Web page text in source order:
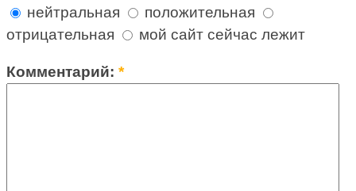
нейтральная
положительная
отрицательная
мой сайт сейчас лежит
Комментарий:*